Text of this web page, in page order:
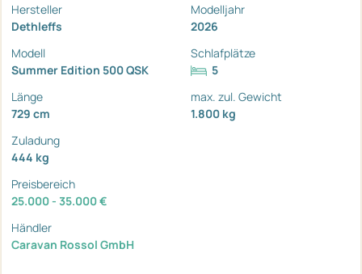
Hersteller
Dethleffs
Modelljahr
2026
Modell
Summer Edition 500 QSK
Schlafplätze
5
Länge
729 cm
max. zul. Gewicht
1.800 kg
Zuladung
444 kg
Preisbereich
25.000 - 35.000 €
Händler
Caravan Rossol GmbH